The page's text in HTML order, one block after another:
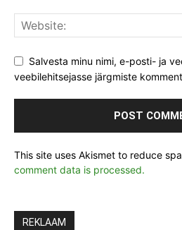
Salvesta minu nimi, e-posti- ja
veebilehitsejasse järgmiste
This site uses Akismet to reduce
comment data is processed.
REKLAAM